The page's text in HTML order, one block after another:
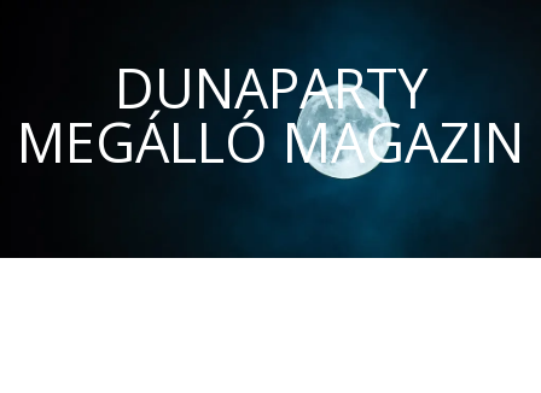
DUNAPARTY
MEGÁLLÓ MAGAZIN